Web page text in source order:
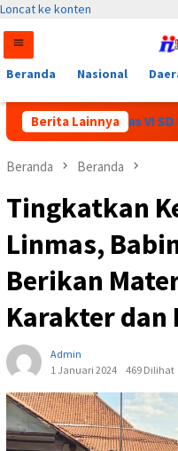
Loncat ke konten
Beranda Nasional
Berita Lainnya
Siswi Kelas VI SD
Beranda Beranda
Tingkatkan
Linmas,
Berikan
Karakter dan
Admin
1 Januari 2024
469 Dilihat